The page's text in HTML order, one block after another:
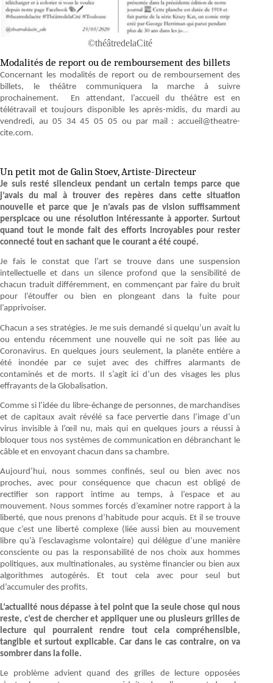
©théâtredelaCité
Modalités de report ou de remboursement des billets
Concernant les modalités de report ou de remboursement des
billets, le théâtre communiquera la marche à suivre
prochainement. En attendant, l’accueil du théâtre est en
télétravail et toujours disponible les après-midis, du mardi au
vendredi, au 05 34 45 05 05 ou par mail : accueil@theatre-
cite.com.
Un petit mot de Galin Stoev, Artiste-Directeur
Je suis resté silencieux pendant un certain temps parce que
j’avais du mal à trouver des repères dans cette situation
nouvelle et parce que je n’avais pas de vision suffisamment
perspicace ou une résolution intéressante à apporter. Surtout
quand tout le monde fait des efforts incroyables pour rester
connecté tout en sachant que le courant a été coupé.
Je fais le constat que l’art se trouve dans une suspension
intellectuelle et dans un silence profond que la sensibilité de
chacun traduit différemment, en commençant par faire du bruit
pour l’étouffer ou bien en plongeant dans la fuite pour
l’apprivoiser.
Chacun a ses stratégies. Je me suis demandé si quelqu’un avait lu
ou entendu récemment une nouvelle qui ne soit pas liée au
Coronavirus. En quelques jours seulement, la planète entière a
été inondée par ce sujet avec des chiffres alarmants de
contaminés et de morts. Il s’agit ici d’un des visages les plus
effrayants de la Globalisation.
Comme si l’idée du libre-échange de personnes, de marchandises
et de capitaux avait révélé sa face pervertie dans l’image d’un
virus invisible à l’œil nu, mais qui en quelques jours a réussi à
bloquer tous nos systèmes de communication en débranchant le
câble et en envoyant chacun dans sa chambre.
Aujourd’hui, nous sommes confinés, seul ou bien avec nos
proches, avec pour conséquence que chacun est obligé de
rectifier son rapport intime au temps, à l’espace et au
mouvement. Nous sommes forcés d’examiner notre rapport à la
liberté, que nous prenons d’habitude pour acquis. Et il se trouve
que c’est une liberté complexe (liée aussi bien au mouvement
libre qu’à l’esclavagisme volontaire) qui délègue d’une manière
consciente ou pas la responsabilité de nos choix aux hommes
politiques, aux multinationales, au système financier ou bien aux
algorithmes autogérés. Et tout cela avec pour seul but
d’accumuler des profits.
L’actualité nous dépasse à tel point que la seule chose qui nous
reste, c’est de chercher et appliquer une ou plusieurs grilles de
lecture qui pourraient rendre tout cela compréhensible,
tangible et surtout explicable. Car dans le cas contraire, on va
sombrer dans la folie.
Le problème advient quand des grilles de lecture opposées